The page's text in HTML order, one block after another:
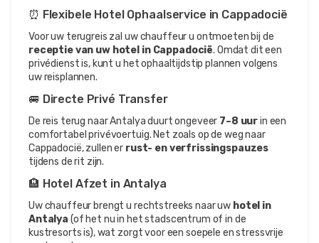
⏰ Flexibele Hotel Ophaalservice in Cappadocië
receptie van uw hotel in Cappadocië. Omdat dit een
privédienst is, kunt u het ophaaltijdstip plannen volgens
uw reisplannen.
🚐 Directe Privé Transfer
De reis terug naar Antalya duurt ongeveer 7–8 uur in een
comfortabel privévoertuig. Net zoals op de weg naar
Cappadocië, zullen er rust- en verfrissingspauzes
tijdens de rit zijn.
🏨 Hotel Afzet in Antalya
Uw chauffeur brengt u rechtstreeks naar uw hotel in
Antalya (of het nu in het stadscentrum of in de
kustresorts is), wat zorgt voor een soepele en stressvrije